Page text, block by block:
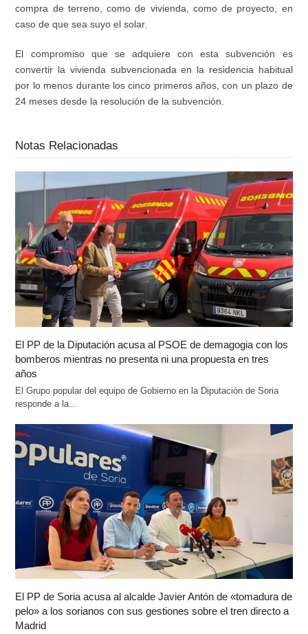
compra de terreno, como de vivienda, como de proyecto, en
caso de que sea suyo el solar.
El compromiso que se adquiere con esta subvención es
convertir la vivienda subvencionada en la residencia habitual
por lo menos durante los cinco primeros años, con un plazo de
24 meses desde la resolución de la subvención.
Notas Relacionadas
El PP de la Diputación acusa al PSOE de demagogia con los
bomberos mientras no presenta ni una propuesta en tres
años
El Grupo popular del equipo de Gobierno en la Diputación de Soria
responde a la…
El PP de Soria acusa al alcalde Javier Antón de «tomadura de
pelo» a los sorianos con sus gestiones sobre el tren directo a
Madrid